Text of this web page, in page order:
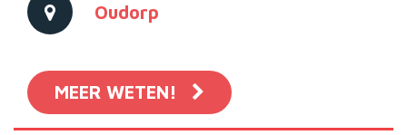
Oudorp
MEER WETEN!